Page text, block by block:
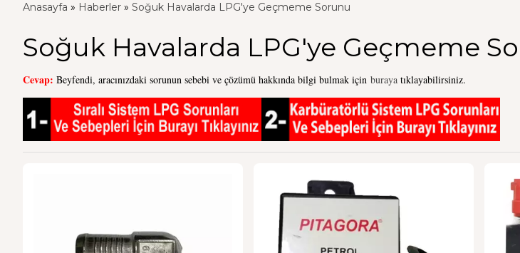
Anasayfa » Haberler » Soğuk Havalarda LPG'ye Geçmeme Sorunu
Soğuk Havalarda LPG'ye Geçmeme
Cevap: Beyfendi, aracınızdaki sorunun sebebi ve çözümü hakkında bilgi bulmak için buraya tıklayabilirsiniz.